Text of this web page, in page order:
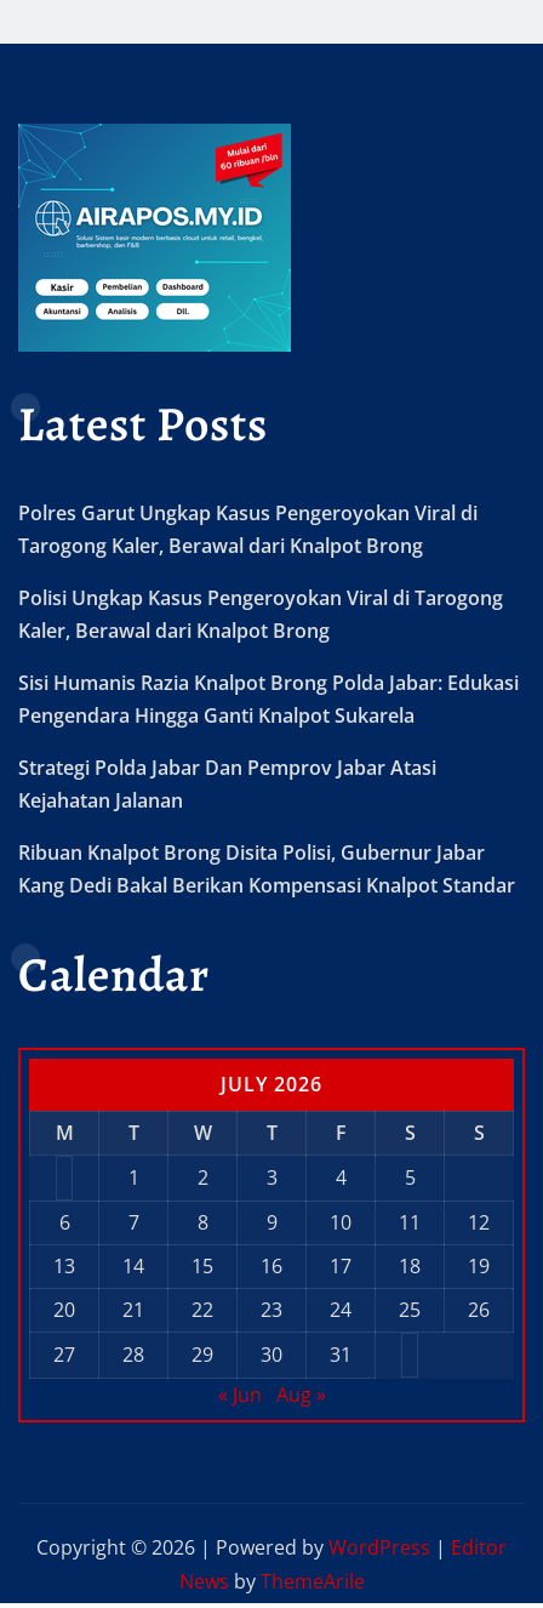
Latest Posts
Polres Garut Ungkap Kasus Pengeroyokan Viral di
Tarogong Kaler, Berawal dari Knalpot Brong
Polisi Ungkap Kasus Pengeroyokan Viral di Tarogong
Kaler, Berawal dari Knalpot Brong
Sisi Humanis Razia Knalpot Brong Polda Jabar: Edukasi
Pengendara Hingga Ganti Knalpot Sukarela
Strategi Polda Jabar Dan Pemprov Jabar Atasi
Kejahatan Jalanan
Ribuan Knalpot Brong Disita Polisi, Gubernur Jabar
Kang Dedi Bakal Berikan Kompensasi Knalpot Standar
Calendar
JULY 2026
M
T W T F S
S
1
2 3 4
5
6
7 8 9 10 11
12
13
14 15 16 17 18
19
20
21 22 23 24 25
26
27
28 29 30
31
« Jun Aug »
Copyright © 2026 | Powered byWordPress | Editor
News byThemeArile